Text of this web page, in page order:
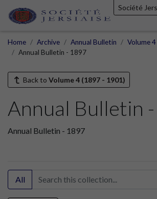
Société
Home Archive Annual Bulletin
Volume
Annual Bulletin - 1897
Back to Volume 4 (1897 - 1901)
Annual Bulletin
Annual Bulletin - 1897
All